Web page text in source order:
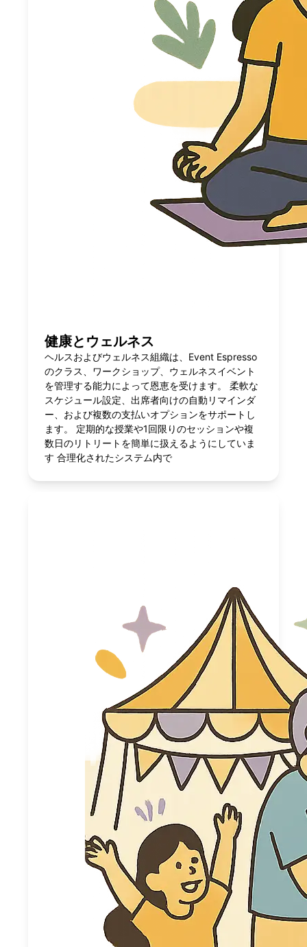
健康とウェルネス
ヘルスおよびウェルネス組織は、Event Espresso
のクラス、ワークショップ、ウェルネスイベント
を管理する能力によって恩恵を受けます。 柔軟な
スケジュール設定、出席者向けの自動リマインダ
ー、および複数の支払いオプションをサポートし
ます。 定期的な授業や1回限りのセッションや複
数日のリトリートを簡単に扱えるようにしていま
す 合理化されたシステム内で